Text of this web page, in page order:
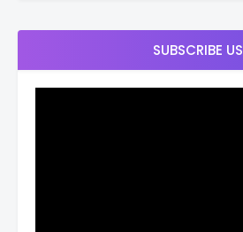
SUBSCRIBE US